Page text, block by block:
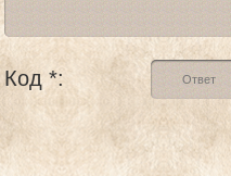
Код *: